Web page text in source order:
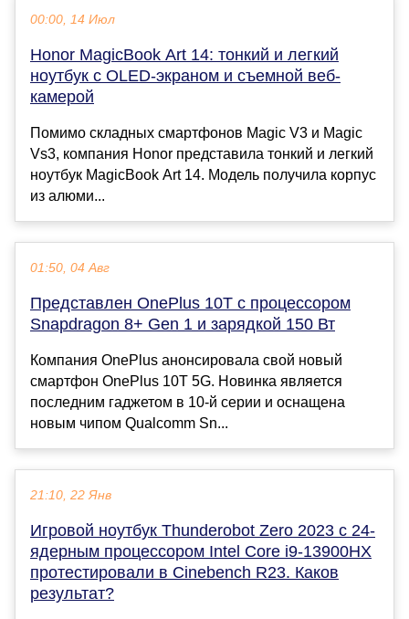
00:00, 14 Июл
Honor MagicBook Art 14: тонкий и легкий
ноутбук с OLED-экраном и съемной веб-
камерой
Помимо складных смартфонов Magic V3 и Magic
Vs3, компания Honor представила тонкий и легкий
ноутбук MagicBook Art 14. Модель получила корпус
из алюми...
01:50, 04 Авг
Представлен OnePlus 10T с процессором
Snapdragon 8+ Gen 1 и зарядкой 150 Вт
Компания OnePlus анонсировала свой новый
смартфон OnePlus 10T 5G. Новинка является
последним гаджетом в 10-й серии и оснащена
новым чипом Qualcomm Sn...
21:10, 22 Янв
Игровой ноутбук Thunderobot Zero 2023 с 24-
ядерным процессором Intel Core i9-13900HX
протестировали в Cinebench R23. Каков
результат?